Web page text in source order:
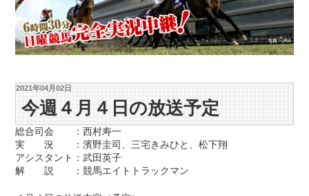
2021年04月02日
今週４月４日の放送予定
総合司会 ：西村寿一
実 況 ：濱野圭司、三宅きみひと、松下翔
アシスタント：武田英子
解 説 ：競馬エイトトラックマン